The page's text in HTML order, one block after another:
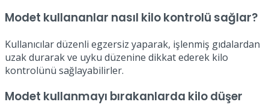
Modet kullananlar nasıl kilo kontrolü sağlar?
Kullanıcılar düzenli egzersiz yaparak, işlenmiş gıdalardan
uzak durarak ve uyku düzenine dikkat ederek kilo
kontrolünü sağlayabilirler.
Modet kullanmayı bırakanlarda kilo düşer